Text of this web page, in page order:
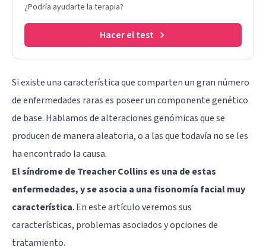
¿Podría ayudarte la terapia?
Hacer el test
Si existe una característica que comparten un gran número
de enfermedades raras es poseer un componente genético
de base. Hablamos de alteraciones genómicas que se
producen de manera aleatoria, o a las que todavía no se les
ha encontrado la causa.
El síndrome de Treacher Collins es una de estas
enfermedades, y se asocia a una fisonomía facial muy
característica. En este artículo veremos sus
características, problemas asociados y opciones de
tratamiento.